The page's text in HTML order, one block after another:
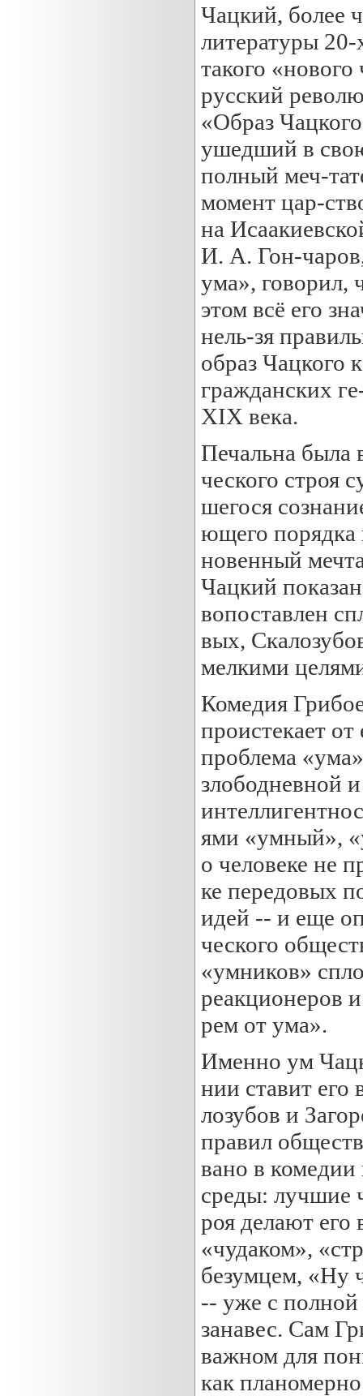
Чацкий, более
литературы
такого
русский
«Образ
ушедший в
полный меч-
момент цар-
на
И. А. Гон-
ума», говорил,
этом всё его
нель-зя
образ Чацкого
гражданских
XIX века.
Печальна была
ческого строя
шегося
ющего
новенный
Чацкий
вопоставлен
вых,
мелкими
Комедия
проистекает
проблема
злободневной
ями «умный»,
о человеке не
ке передовых
идей -- и еще
ческого
«умников»
реакционеров
рем от ума».
Именно ум
нии ставит
лозубов и
правил
вано в комедии
среды: лучшие
роя делают
«чудаком»,
безумцем, «Ну
-- уже с
занавес. Сам
важном для
как